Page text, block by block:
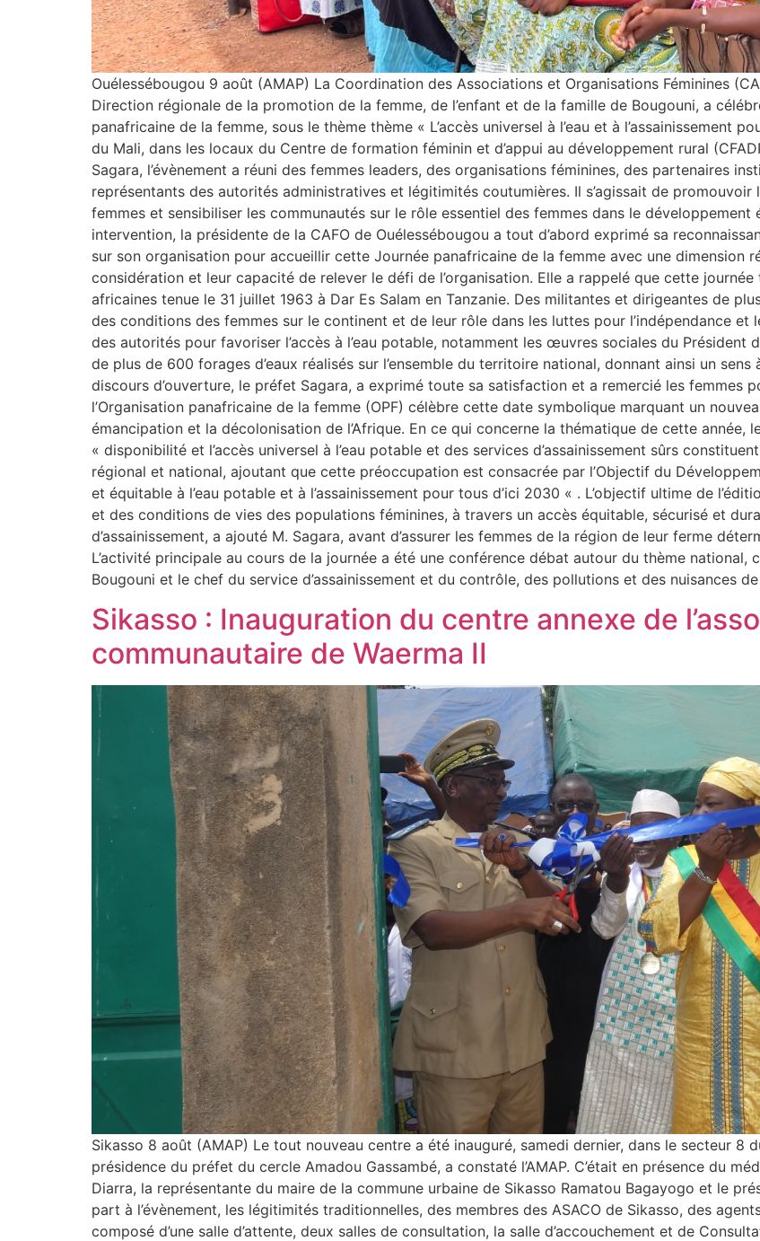
Ouélessébougou 9 août (AMAP) La Coordination des Associations et Organisations Féminines
Direction régionale de la promotion de la femme, de l’enfant et de la famille de Bougouni, a
panafricaine de la femme, sous le thème thème « L’accès universel à l’eau et à l’assainissement
du Mali, dans les locaux du Centre de formation féminin et d’appui au développement rural
Sagara, l’évènement a réuni des femmes leaders, des organisations féminines, des partenaires
représentants des autorités administratives et légitimités coutumières. Il s’agissait de
femmes et sensibiliser les communautés sur le rôle essentiel des femmes dans le
intervention, la présidente de la CAFO de Ouélessébougou a tout d’abord exprimé sa
sur son organisation pour accueillir cette Journée panafricaine de la femme avec une dimension
considération et leur capacité de relever le défi de l’organisation. Elle a rappelé que cette
africaines tenue le 31 juillet 1963 à Dar Es Salam en Tanzanie. Des militantes et dirigeantes de
des conditions des femmes sur le continent et de leur rôle dans les luttes pour l’indépendance
des autorités pour favoriser l’accès à l’eau potable, notamment les œuvres sociales du Président
de plus de 600 forages d’eaux réalisés sur l’ensemble du territoire national, donnant ainsi un
discours d’ouverture, le préfet Sagara, a exprimé toute sa satisfaction et a remercié les femmes
l’Organisation panafricaine de la femme (OPF) célèbre cette date symbolique marquant un
émancipation et la décolonisation de l’Afrique. En ce qui concerne la thématique de cette année,
« disponibilité et l’accès universel à l’eau potable et des services d’assainissement sûrs
régional et national, ajoutant que cette préoccupation est consacrée par l’Objectif du
et équitable à l’eau potable et à l’assainissement pour tous d’ici 2030 « . L’objectif ultime de
et des conditions de vies des populations féminines, à travers un accès équitable, sécurisé et
d’assainissement, a ajouté M. Sagara, avant d’assurer les femmes de la région de leur ferme
L’activité principale au cours de la journée a été une conférence débat autour du thème national,
Bougouni et le chef du service d’assainissement et du contrôle, des pollutions et des nuisances
Sikasso : Inauguration du centre annexe de
communautaire de Waerma II
Sikasso 8 août (AMAP) Le tout nouveau centre a été inauguré, samedi dernier, dans le secteur 8
présidence du préfet du cercle Amadou Gassambé, a constaté l’AMAP. C’était en présence du
Diarra, la représentante du maire de la commune urbaine de Sikasso Ramatou Bagayogo et le
part à l’évènement, les légitimités traditionnelles, des membres des ASACO de Sikasso, des
composé d’une salle d’attente, deux salles de consultation, la salle d’accouchement et de